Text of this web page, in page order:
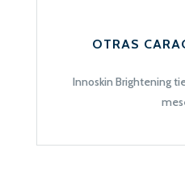
OTRAS
Innoskin Brightening